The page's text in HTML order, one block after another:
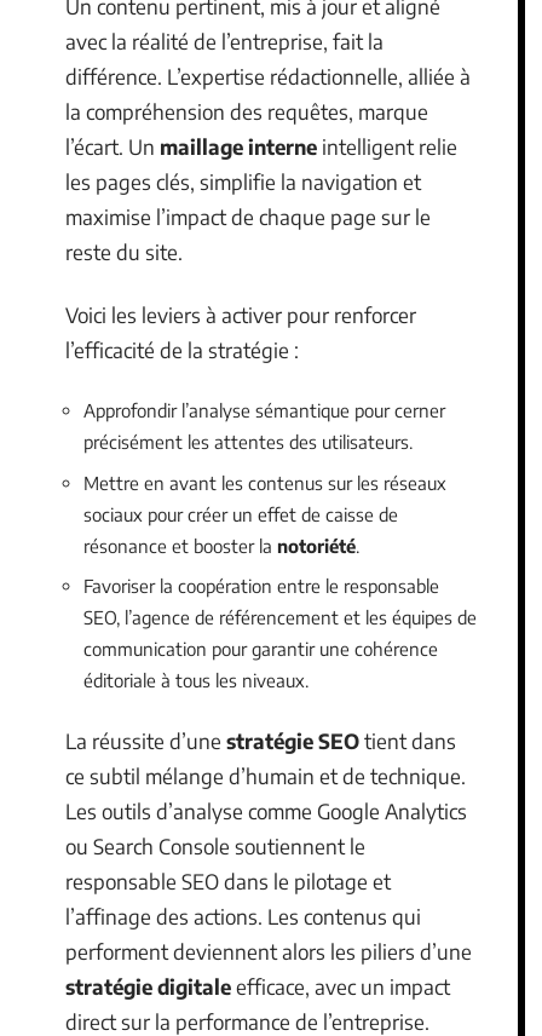
Un contenu pertinent, mis à jour et aligné
avec la réalité de l’entreprise, fait la
différence. L’expertise rédactionnelle, alliée à
la compréhension des requêtes, marque
l’écart. Un maillage interne intelligent relie
les pages clés, simplifie la navigation et
maximise l’impact de chaque page sur le
reste du site.
Voici les leviers à activer pour renforcer
l’efficacité de la stratégie :
Approfondir l’analyse sémantique pour cerner
précisément les attentes des utilisateurs.
Mettre en avant les contenus sur les réseaux
sociaux pour créer un effet de caisse de
résonance et booster la notoriété
Favoriser la coopération entre le responsable
SEO, l’agence de référencement et les équipes de
communication pour garantir une cohérence
éditoriale à tous les niveaux.
La réussite d’une stratégie SEOtient dans
ce subtil mélange d’humain et de technique.
Les outils d’analyse comme Google Analytics
ou Search Console soutiennent le
responsable SEO dans le pilotage et
l’affinage des actions. Les contenus qui
performent deviennent alors les piliers d’une
stratégie digitaleefficace, avec un impact
direct sur la performance de l’entreprise.